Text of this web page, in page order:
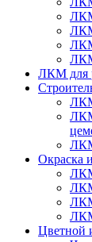
ЛКМ
ЛКМ для
Окраска
Цветной